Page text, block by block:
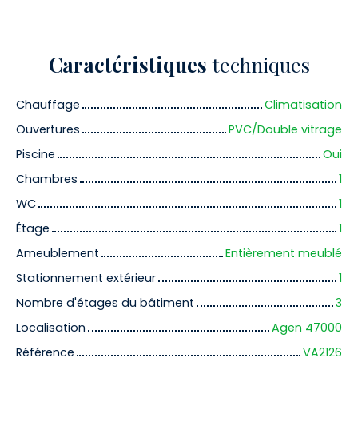
Caractéristiques techniques
Chauffage
Climatisation
Ouvertures
PVC/Double vitrage
Piscine
Oui
Chambres
1
WC
1
Étage
1
Ameublement
Entièrement meublé
Stationnement extérieur
1
Nombre d'étages du bâtiment
3
Localisation
Agen 47000
Référence
VA2126